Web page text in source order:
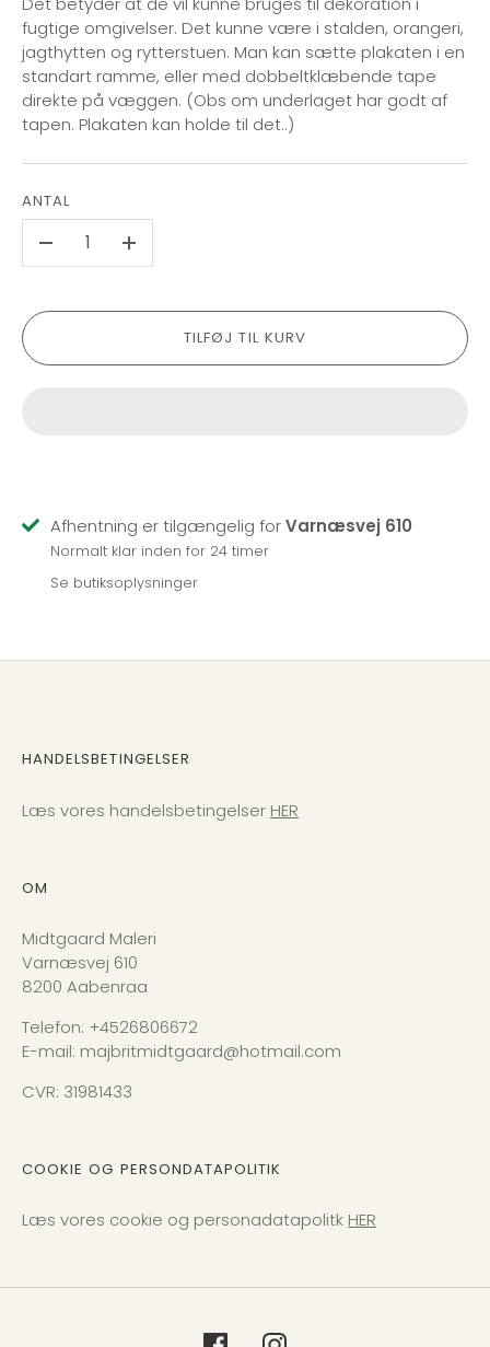
fugtige omgivelser. Det kunne være i stalden, orangeri,
jagthytten og rytterstuen. Man kan sætte plakaten i en
standart ramme, eller med dobbeltklæbende tape
direkte på væggen. (Obs om underlaget har godt af
tapen. Plakaten kan holde til det..)
ANTAL
+
TILFØJ TIL KURV
Afhentning er tilgængelig forVarnæsvej 610
Normalt klar inden for 24 timer
Se butiksoplysninger
HANDELSBETINGELSER
Læs vores handelsbetingelser HER
OM
Midtgaard Maleri
Varnæsvej 610
8200 Aabenraa
Telefon: +4526806672
E-mail: majbritmidtgaard@hotmail.com
CVR: 31981433
COOKIE OG PERSONDATAPOLITIK
Læs vores cookie og personadatapolitk HER